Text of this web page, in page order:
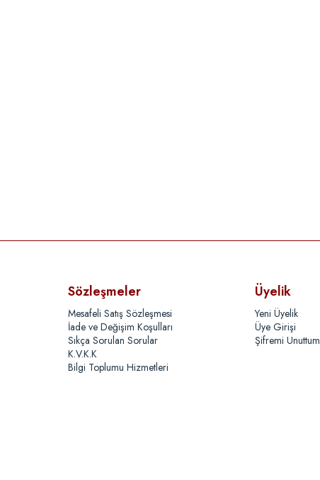
Sözleşmeler
Mesafeli Satış Sözleşmesi
İade ve Değişim Koşulları
Sıkça Sorulan Sorular
K.V.K.K
Bilgi Toplumu Hizmetleri
Üyelik
Yeni Üyelik
Üye Girişi
Şifremi Unuttum